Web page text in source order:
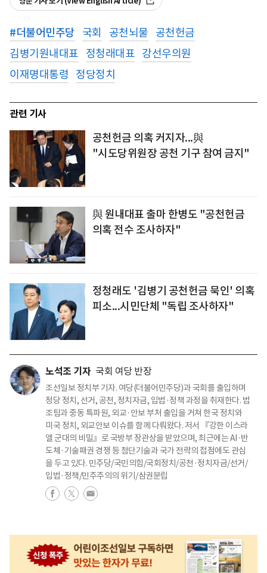
#더불어민주당 국회 공천뇌물
공천헌금
김병기원내대표
정청래대표 강선우의원
이재명대통령
정당정치
관련 기사
공천헌금 의혹 커지자...與
"시도당위원장 공천 기구 참여 금지"
與 원내대표 출마 한병도 "공천헌금
의혹 전수 조사하자"
정청래도 '김병기 공천헌금 묵인' 의혹
피소...시민단체 "독립 조사하자"
노석조 기자 국회 여당 반장
조선일보 정치부 기자. 여당(더불어민주당)과 국회를 출입하며
정당 정치, 선거, 공천, 정치자금, 입법·정책 과정을 취재한다. 법
조팀과 중동 특파원, 외교·안보 부처 출입을 거쳐 한국 정치와
미국 정치, 외교안보 이슈를 함께 다뤄왔다. 저서 『강한 이스라
엘 군대의 비밀』로 국방부 장관상을 받았으며, 최근에는 AI·반
도체·기술패권 경쟁 등 첨단기술과 국가 전략의 접점에도 관심
을 두고 있다. 민주당/국민의힘/국회정치/공천·정치자금/선거/
입법·정책/민주주의의 위기/삼권분립